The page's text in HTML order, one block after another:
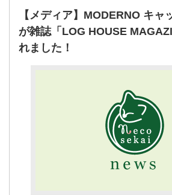
【メディア】MODERNO キャ
が雑誌「LOG HOUSE
れました！